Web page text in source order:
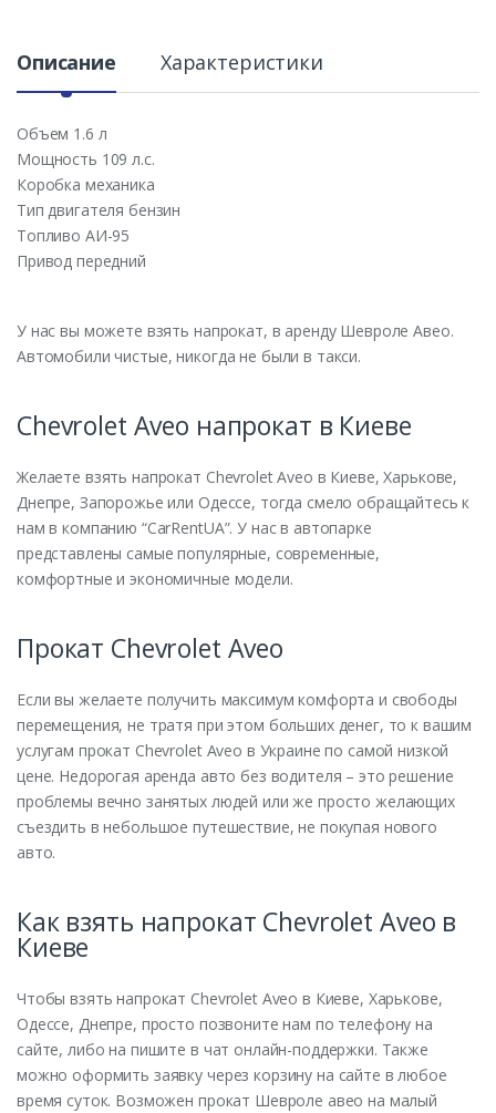
Описание Характеристики
Объем 1.6 л
Мощность 109 л.с.
Коробка механика
Тип двигателя бензин
Топливо АИ-95
Привод передний
У нас вы можете взять напрокат, в аренду Шевроле Авео.
Автомобили чистые, никогда не были в такси.
Chevrolet Aveo напрокат в Киеве
Желаете взять напрокат Chevrolet Aveo в Киеве, Харькове,
Днепре, Запорожье или Одессе, тогда смело обращайтесь к
нам в компанию “CarRentUA”. У нас в автопарке
представлены самые популярные, современные,
комфортные и экономичные модели.
Прокат Chevrolet Aveo
Если вы желаете получить максимум комфорта и свободы
перемещения, не тратя при этом больших денег, то к вашим
услугам прокат Chevrolet Aveo в Украине по самой низкой
цене. Недорогая аренда авто без водителя – это решение
проблемы вечно занятых людей или же просто желающих
съездить в небольшое путешествие, не покупая нового
авто.
Как взять напрокат Chevrolet Aveo в
Киеве
Чтобы взять напрокат Chevrolet Aveo в Киеве, Харькове,
Одессе, Днепре, просто позвоните нам по телефону на
сайте, либо на пишите в чат онлайн-поддержки. Также
можно оформить заявку через корзину на сайте в любое
время суток. Возможен прокат Шевроле авео на малый